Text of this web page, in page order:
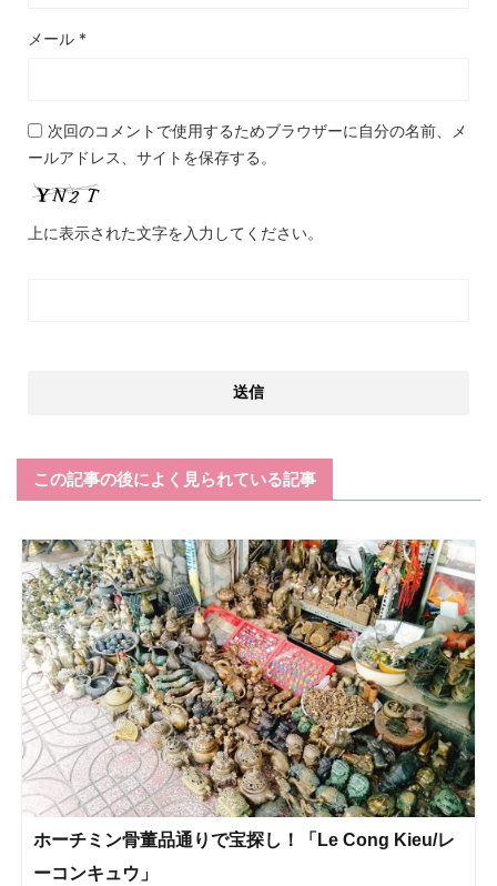
メール *
次回のコメントで使用するためブラウザーに自分の名前、メ
ールアドレス、サイトを保存する。
上に表示された文字を入力してください。
この記事の後によく見られている記事
ホーチミン骨董品通りで宝探し！「Le Cong Kieu/レ
ーコンキュウ」